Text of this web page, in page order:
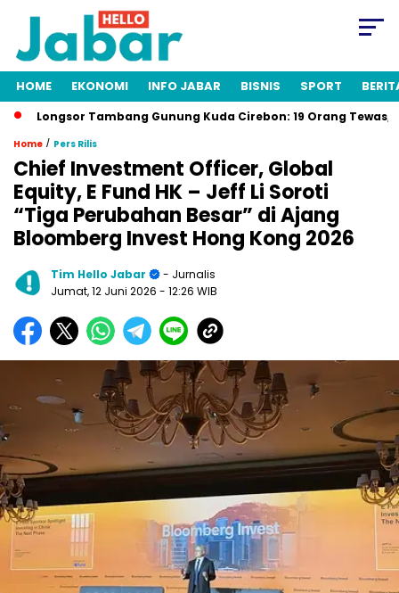
HOME EKONOMI INFO JABAR BISNIS SPORT
Longsor Tambang Gunung Kuda Cirebon: 19 Orang Tewas,
Home / Pers Rilis
Chief Investment Officer, Global
Equity, E Fund HK – Jeff Li Soroti
“Tiga Perubahan Besar” di Ajang
Bloomberg Invest Hong Kong 2026
Tim Hello Jabar
- Jurnalis
Jumat, 12 Juni 2026 - 12:26 WIB